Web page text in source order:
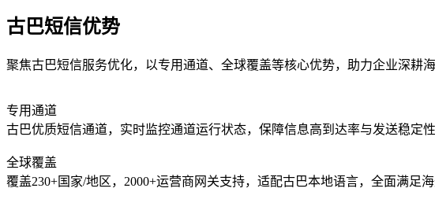
古巴短信优势
聚焦古巴短信服务优化，以专用通道、全球覆盖等核心优势，助力企业深耕
专用通道
古巴优质短信通道，实时监控通道运行状态，保障信息高到达率与发送稳定性
全球覆盖
覆盖230+国家/地区，2000+运营商网关支持，适配古巴本地语言，全面满足